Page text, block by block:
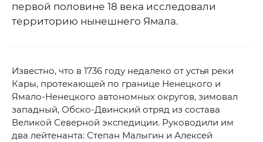
первой половине 18 века исследовали
территорию нынешнего Ямала.
Известно, что в 1736 году недалеко от устья реки
Кары, протекающей по границе Ненецкого и
Ямало-Ненецкого автономных округов, зимовал
западный, Обско-Двинский отряд из состава
Великой Северной экспедиции. Руководили им
два лейтенанта: Степан Малыгин и Алексей